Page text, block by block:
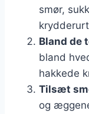
smør,
Bland de
bland
hakkede
Tilsæt
og